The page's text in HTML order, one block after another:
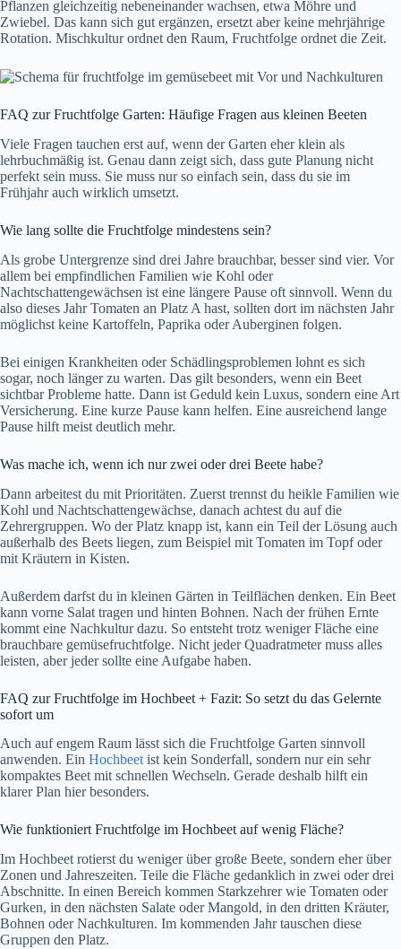
Pflanzen gleichzeitig nebeneinander wachsen, etwa Möhre und
Zwiebel. Das kann sich gut ergänzen, ersetzt aber keine mehrjährige
Rotation. Mischkultur ordnet den Raum, Fruchtfolge ordnet die Zeit.
FAQ zur Fruchtfolge Garten: Häufige Fragen aus kleinen Beeten
Viele Fragen tauchen erst auf, wenn der Garten eher klein als
lehrbuchmäßig ist. Genau dann zeigt sich, dass gute Planung nicht
perfekt sein muss. Sie muss nur so einfach sein, dass du sie im
Frühjahr auch wirklich umsetzt.
Wie lang sollte die Fruchtfolge mindestens sein?
Als grobe Untergrenze sind drei Jahre brauchbar, besser sind vier. Vor
allem bei empfindlichen Familien wie Kohl oder
Nachtschattengewächsen ist eine längere Pause oft sinnvoll. Wenn du
also dieses Jahr Tomaten an Platz A hast, sollten dort im nächsten Jahr
möglichst keine Kartoffeln, Paprika oder Auberginen folgen.
Bei einigen Krankheiten oder Schädlingsproblemen lohnt es sich
sogar, noch länger zu warten. Das gilt besonders, wenn ein Beet
sichtbar Probleme hatte. Dann ist Geduld kein Luxus, sondern eine Art
Versicherung. Eine kurze Pause kann helfen. Eine ausreichend lange
Pause hilft meist deutlich mehr.
Was mache ich, wenn ich nur zwei oder drei Beete habe?
Dann arbeitest du mit Prioritäten. Zuerst trennst du heikle Familien wie
Kohl und Nachtschattengewächse, danach achtest du auf die
Zehrergruppen. Wo der Platz knapp ist, kann ein Teil der Lösung auch
außerhalb des Beets liegen, zum Beispiel mit Tomaten im Topf oder
mit Kräutern in Kisten.
Außerdem darfst du in kleinen Gärten in Teilflächen denken. Ein Beet
kann vorne Salat tragen und hinten Bohnen. Nach der frühen Ernte
kommt eine Nachkultur dazu. So entsteht trotz weniger Fläche eine
brauchbare gemüsefruchtfolge. Nicht jeder Quadratmeter muss alles
leisten, aber jeder sollte eine Aufgabe haben.
FAQ zur Fruchtfolge im Hochbeet + Fazit: So setzt du das Gelernte
sofort um
Auch auf engem Raum lässt sich die Fruchtfolge Garten sinnvoll
anwenden. Ein Hochbeet ist kein Sonderfall, sondern nur ein sehr
kompaktes Beet mit schnellen Wechseln. Gerade deshalb hilft ein
klarer Plan hier besonders.
Wie funktioniert Fruchtfolge im Hochbeet auf wenig Fläche?
Im Hochbeet rotierst du weniger über große Beete, sondern eher über
Zonen und Jahreszeiten. Teile die Fläche gedanklich in zwei oder drei
Abschnitte. In einen Bereich kommen Starkzehrer wie Tomaten oder
Gurken, in den nächsten Salate oder Mangold, in den dritten Kräuter,
Bohnen oder Nachkulturen. Im kommenden Jahr tauschen diese
Gruppen den Platz.